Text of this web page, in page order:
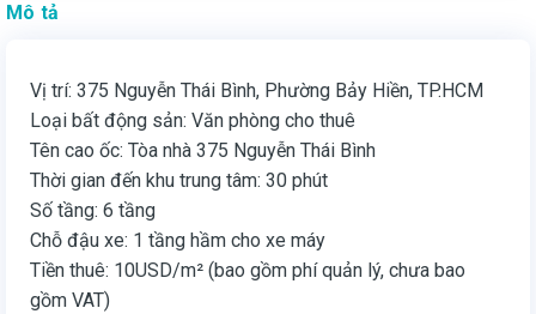
Mô tả
Vị trí: 375 Nguyễn Thái Bình, Phường Bảy Hiền, TP.HCM
Loại bất động sản: Văn phòng cho thuê
Tên cao ốc: Tòa nhà 375 Nguyễn Thái Bình
Thời gian đến khu trung tâm: 30 phút
Số tầng: 6 tầng
Chỗ đậu xe: 1 tầng hầm cho xe máy
Tiền thuê: 10USD/m² (bao gồm phí quản lý, chưa bao
gồm VAT)